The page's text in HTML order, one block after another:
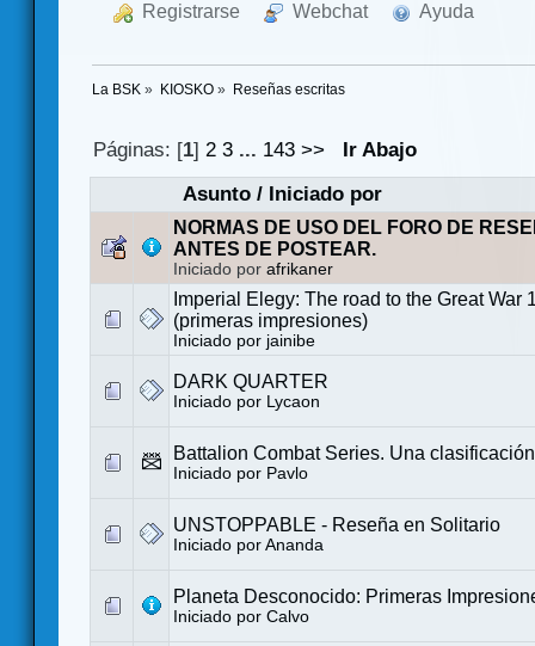
Registrarse Webchat Ayuda
La BSK » KIOSKO» Reseñas escritas
Páginas: [1]2 3 ... 143 >>
Ir Abajo
Asunto/ Iniciado por
NORMAS DE USO DEL FORO DE
ANTES DE POSTEAR.
Iniciado por afrikaner
Imperial Elegy: The road to the Great War
(primeras impresiones)
Iniciado por jainibe
DARK QUARTER
Iniciado por Lycaon
Battalion Combat Series. Una
Iniciado por Pavlo
UNSTOPPABLE - Reseña en Solitario
Iniciado por Ananda
Planeta Desconocido: Primeras
Iniciado por Calvo